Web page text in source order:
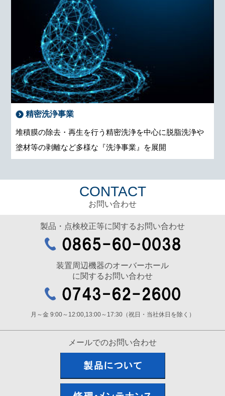
精密洗浄事業
堆積膜の除去・再生を行う精密洗浄を中心に脱脂洗浄や
塗材等の剥離など多様な『洗浄事業』を展開
CONTACT
お問い合わせ
製品・点検校正等に関するお問い合わせ
装置周辺機器のオーバーホール
に関するお問い合わせ
月～金 9:00～12:00,13:00～17:30（祝日・当社休日を除く）
メールでのお問い合わせ